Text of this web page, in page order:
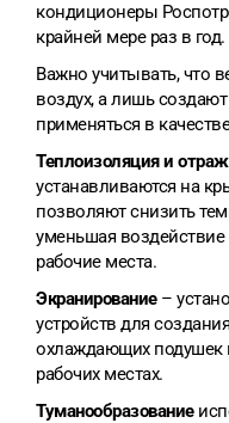
кондиционеры
крайней мере раз в год.
Важно учитывать, что
воздух, а лишь
применяться в
Теплоизоляция и
устанавливаются на
позволяют снизить
уменьшая воздействие
рабочие места.
Экранирование–
устройств для
охлаждающих подушек
рабочих местах.
Туманообразование